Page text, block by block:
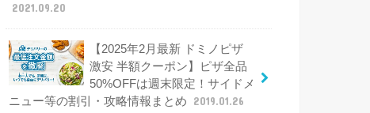
2021.09.20
【2025年2月最新 ドミノピザ
激安 半額クーポン】ピザ全品
50%OFFは週末限定！サイドメ
ニュー等の割引・攻略情報まとめ
2019.01.26